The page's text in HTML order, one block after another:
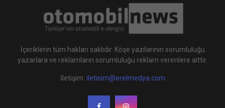
İçeriklerin tüm hakları saklıdır. Köşe yazılarının sorumluluğu
yazarlara ve reklamların sorumluluğu reklam verenlere aittir.
İletişim: iletisim@erelmedya.com